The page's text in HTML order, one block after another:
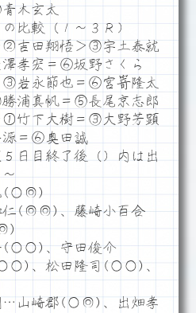
木玄太
比較（１～３Ｒ）
②吉田翔悟＞③宇土泰就
孝宏＝⑥坂野さくら
岩永節也＝⑥宮嵜隆太
浦真帆＝⑤長尾京志郎
①竹下大樹＝③大野芳顕
＝⑥奥田誠
日目終了後（）内は出
(○◎)
仁(◎◎)、藤崎小百合
(○○)、守田俊介
、松田隆司(○○)、
…山崎郡(○◎)、出畑孝